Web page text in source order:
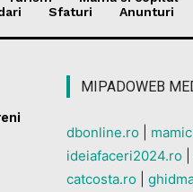
Sfaturi Anunturi
MIPADOWEB
dbonline.ro
ideiafaceri2024.ro
catcosta.ro